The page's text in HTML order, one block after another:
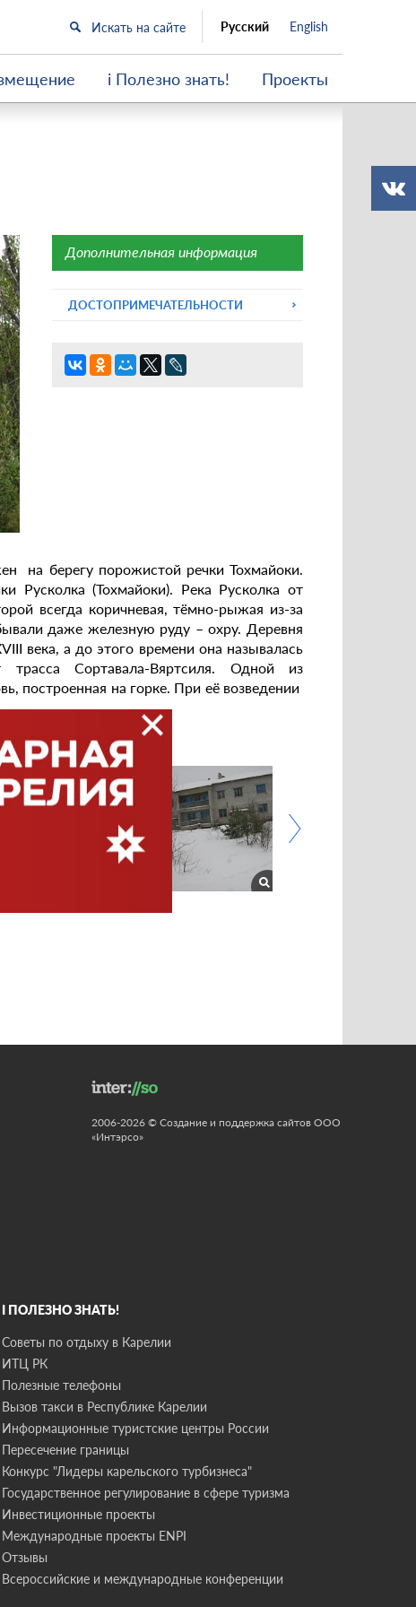
Русский English
i Полезно знать! Проекты
Дополнительная информация
ДОСТОПРИМЕЧАТЕЛЬНОСТИ
на берегу порожистой речки Тохмайоки.
Русколка (Тохмайоки). Река Русколка от
всегда коричневая, тёмно-рыжая из-за
даже железную руду – охру. Деревня
века, а до этого времени она называлась
Сортавала-Вяртсиля. Одной из
построенная на горке. При её возведении
2006-2026 © Создание и поддержка сайтов ООО
«Интэрсо»
I ПОЛЕЗНО ЗНАТЬ!
Советы по отдыху в Карелии
ИТЦ РК
Полезные телефоны
Вызов такси в Республике Карелии
Информационные туристские центры России
Пересечение границы
Конкурс "Лидеры карельского турбизнеса"
Государственное регулирование в сфере туризма
Инвестиционные проекты
Международные проекты ENPI
Отзывы
Всероссийские и международные конференции